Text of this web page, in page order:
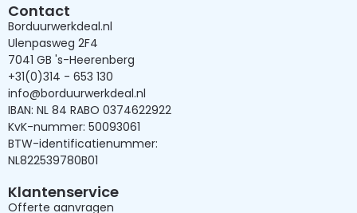
Contact
Borduurwerkdeal.nl
Ulenpasweg 2F4
7041 GB 's-Heerenberg
+31(0)314 - 653 130
info@borduurwerkdeal.nl
IBAN: NL 84 RABO 0374622922
KvK-nummer: 50093061
BTW-identificatienummer:
NL822539780B01
Klantenservice
Offerte aanvragen